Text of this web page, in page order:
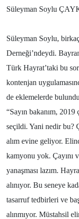
Süleyman Soylu
Süleyman Soylu,
Derneği’ndeydi.
Türk Hayrat’taki bu
kontenjan
de eklemelerde
“Sayın bakanım,
seçildi. Yani nedir bu?
alım evine geliyor.
kamyonu yok. Çayını
yanaşması lazım.
alınıyor. Bu seneye
tasarruf tedbirleri ve
alınmıyor. Müstahsil